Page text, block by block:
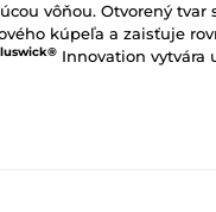
vôňou. Otvorený tvar
kúpeľa a zaisťuje
Innovation vytvára